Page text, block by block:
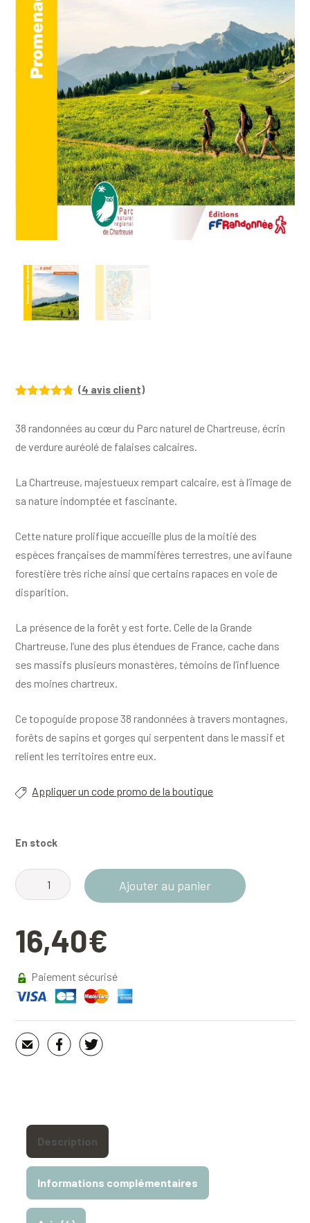
basé sur
client
(4 avis client)
38 randonnées au cœur du Parc naturel de Chartreuse, écrin
de verdure auréolé de falaises calcaires.
La Chartreuse, majestueux rempart calcaire, est à l’image de
sa nature indomptée et fascinante.
Cette nature prolifique accueille plus de la moitié des
espèces françaises de mammifères terrestres, une avifaune
forestière très riche ainsi que certains rapaces en voie de
disparition.
La présence de la forêt y est forte. Celle de la Grande
Chartreuse, l’une des plus étendues de France, cache dans
ses massifs plusieurs monastères, témoins de l’influence
des moines chartreux.
Ce topoguide propose 38 randonnées à travers montagnes,
forêts de sapins et gorges qui serpentent dans le massif et
relient les territoires entre eux.
Appliquer un code promo de la boutique
En stock
quantité
de
Le
Parc
naturel
régional
à
Ajouter au panier
16,40€
Paiement sécurisé
Description
Informations complémentaires